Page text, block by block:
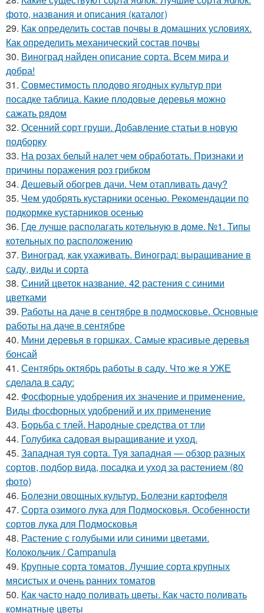
фото, названия и описания (каталог)
29. Как определить состав почвы в домашних условиях.
Как определить механический состав почвы
30. Виноград найден описание сорта. Всем мира и
добра!
31. Совместимость плодово ягодных культур при
посадке таблица. Какие плодовые деревья можно
сажать рядом
32. Осенний сорт груши. Добавление статьи в новую
подборку
33. На розах белый налет чем обработать. Признаки и
причины поражения роз грибком
34. Дешевый обогрев дачи. Чем отапливать дачу?
35. Чем удобрять кустарники осенью. Рекомендации по
подкормке кустарников осенью
36. Где лучше располагать котельную в доме. №1. Типы
котельных по расположению
37. Виноград, как ухаживать. Виноград: выращивание в
саду, виды и сорта
38. Синий цветок название. 42 растения с синими
цветками
39. Работы на даче в сентябре в подмосковье. Основные
работы на даче в сентябре
40. Мини деревья в горшках. Самые красивые деревья
бонсай
41. Сентябрь октябрь работы в саду. Что же я УЖЕ
сделала в саду:
42. Фосфорные удобрения их значение и применение.
Виды фосфорных удобрений и их применение
43. Борьба с тлей. Народные средства от тли
44. Голубика садовая выращивание и уход.
45. Западная туя сорта. Туя западная — обзор разных
сортов, подбор вида, посадка и уход за растением (80
фото)
46. Болезни овощных культур. Болезни картофеля
47. Сорта озимого лука для Подмосковья. Особенности
сортов лука для Подмосковья
48. Растение с голубыми или синими цветами.
Колокольчик / Campanula
49. Крупные сорта томатов. Лучшие сорта крупных
мясистых и очень ранних томатов
50. Как часто надо поливать цветы. Как часто поливать
комнатные цветы